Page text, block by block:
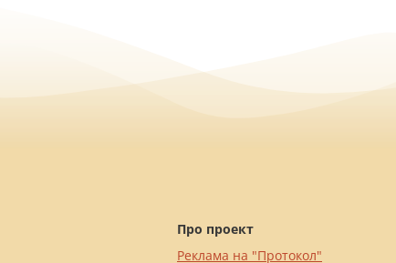
Про проект
Реклама на "Протокол"